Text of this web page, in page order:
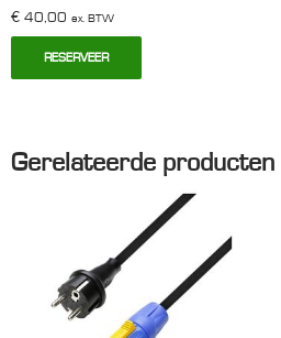
€ 40,00 ex. BTW
RESERVEER
Gerelateerde producten